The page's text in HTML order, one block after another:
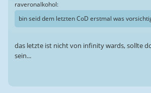
raveronalkohol:
bin seid dem letzten CoD erstmal was
das letzte ist nicht von infinity wards, sollte
sein...